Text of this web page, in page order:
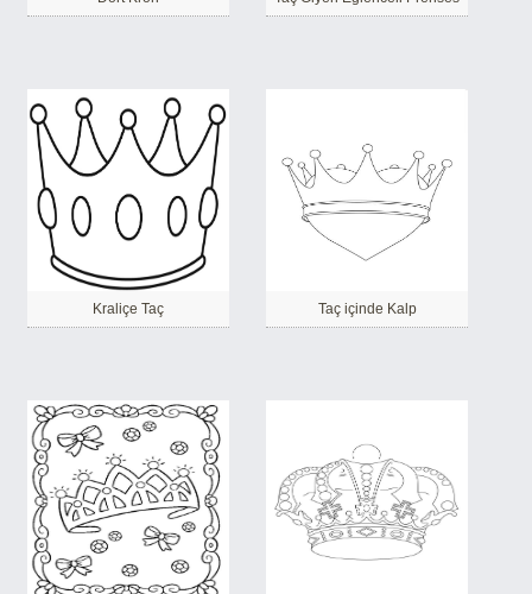
Kraliçe Taç Taç içinde Kalp